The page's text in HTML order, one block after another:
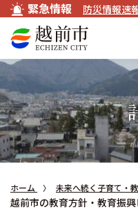
緊急情報 防災情報速
ホーム 未来へ続く子育て・
越前市の教育方針・教育振